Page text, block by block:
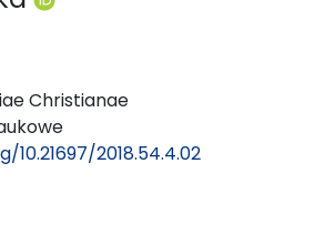
Christianae
2018.54.4.02